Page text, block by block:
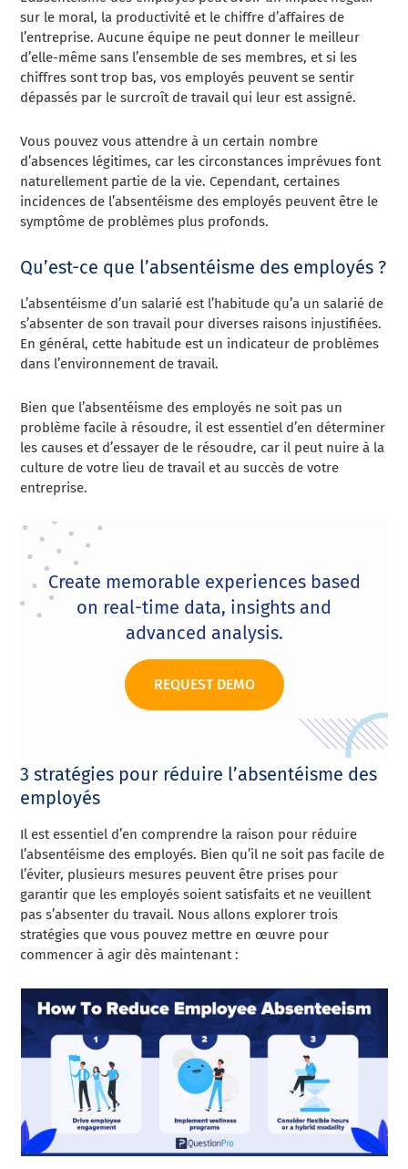
sur le moral, la productivité et le chiffre d’affaires de
l’entreprise. Aucune équipe ne peut donner le meilleur
d’elle-même sans l’ensemble de ses membres, et si les
chiffres sont trop bas, vos employés peuvent se sentir
dépassés par le surcroît de travail qui leur est assigné.
Vous pouvez vous attendre à un certain nombre
d’absences légitimes, car les circonstances imprévues font
naturellement partie de la vie. Cependant, certaines
incidences de l’absentéisme des employés peuvent être le
symptôme de problèmes plus profonds.
Qu’est-ce que l’absentéisme des employés ?
L’absentéisme d’un salarié est l’habitude qu’a un salarié de
s’absenter de son travail pour diverses raisons injustifiées.
En général, cette habitude est un indicateur de problèmes
dans l’environnement de travail.
Bien que l’absentéisme des employés ne soit pas un
problème facile à résoudre, il est essentiel d’en déterminer
les causes et d’essayer de le résoudre, car il peut nuire à la
culture de votre lieu de travail et au succès de votre
entreprise.
Create memorable experiences based
on real-time data, insights and
advanced analysis.
REQUEST DEMO
3 stratégies pour réduire l’absentéisme des
employés
Il est essentiel d’en comprendre la raison pour réduire
l’absentéisme des employés. Bien qu’il ne soit pas facile de
l’éviter, plusieurs mesures peuvent être prises pour
garantir que les employés soient satisfaits et ne veuillent
pas s’absenter du travail. Nous allons explorer trois
stratégies que vous pouvez mettre en œuvre pour
commencer à agir dès maintenant :